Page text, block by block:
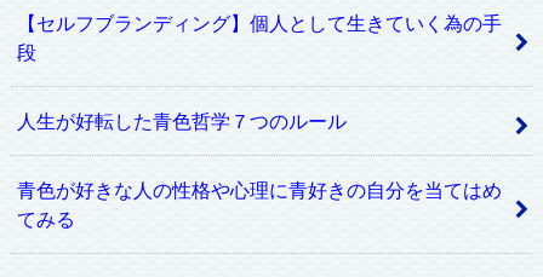
【セルフブランディング】個人として生きていく為の手
段
人生が好転した青色哲学７つのルール
青色が好きな人の性格や心理に青好きの自分を当てはめ
てみる